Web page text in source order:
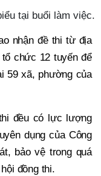
tại buổi làm việc.
nhận đề thi từ địa
chức 12 tuyến để
59 xã, phường của
đều có lực lượng
dụng của Công
bảo vệ trong quá
đồng thi.